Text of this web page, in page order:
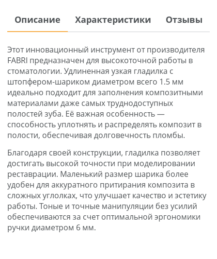
Описание Характеристики Отзывы
Этот инновационный инструмент от производителя
FABRI предназначен для высокоточной работы в
стоматологии. Удлиненная узкая гладилка с
штопфером-шариком диаметром всего 1.5 мм
идеально подходит для заполнения композитными
материалами даже самых труднодоступных
полостей зуба. Её важная особенность —
способность уплотнять и распределять композит в
полости, обеспечивая долговечность пломбы.
Благодаря своей конструкции, гладилка позволяет
достигать высокой точности при моделировании
реставрации. Маленький размер шарика более
удобен для аккуратного притирания композита в
сложных углолках, что улучшает качество и эстетику
работы. Тоные и точные манипуляции без усилий
обеспечиваются за счет оптимальной эргономики
ручки диаметром 6 мм.